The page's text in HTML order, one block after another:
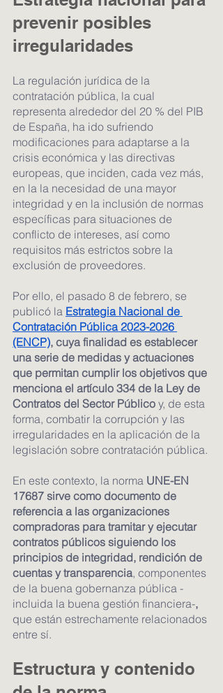
prevenir posibles
irregularidades
La regulación jurídica de la
contratación pública, la cual
representa alrededor del 20 % del PIB
de España, ha ido sufriendo
modificaciones para adaptarse a la
crisis económica y las directivas
europeas, que inciden, cada vez más,
en la la necesidad de una mayor
integridad y en la inclusión de normas
específicas para situaciones de
conflicto de intereses, así como
requisitos más estrictos sobre la
exclusión de proveedores.
Por ello, el pasado 8 de febrero, se
publicó la Estrategia Nacional de
Contratación Pública 2023-2026
(ENCP), cuya finalidad es establecer
una serie de medidas y actuaciones
que permitan cumplir los objetivos que
menciona el artículo 334 de la Ley de
Contratos del Sector Público y, de esta
forma, combatir la corrupción y las
irregularidades en la aplicación de la
legislación sobre contratación pública.
En este contexto, la norma UNE-EN
17687 sirve como documento de
referencia a las organizaciones
compradoras para tramitar y ejecutar
contratos públicos siguiendo los
principios de integridad, rendición de
cuentas y transparencia, componentes
de la buena gobernanza pública -
incluida la buena gestión financiera-,
que están estrechamente relacionados
entre sí.
Estructura y contenido